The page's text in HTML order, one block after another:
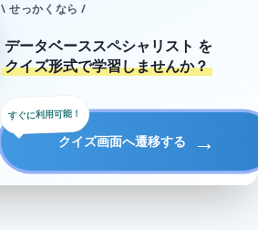
\ せっかくなら /
データベーススペシャリスト を
クイズ形式で学習しませんか？
クイズ画面へ遷移する →
すぐに利用可能！